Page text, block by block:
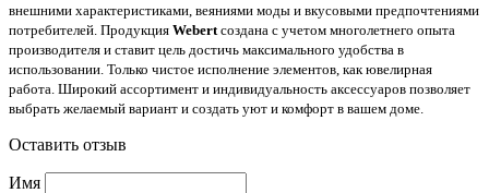
внешними характеристиками, веяниями моды и вкусовыми предпочтениями
потребителей. Продукция Webert создана с учетом многолетнего опыта
производителя и ставит цель достичь максимального удобства в
использовании. Только чистое исполнение элементов, как ювелирная
работа. Широкий ассортимент и индивидуальность аксессуаров позволяет
выбрать желаемый вариант и создать уют и комфорт в вашем доме.
Оставить отзыв
Имя